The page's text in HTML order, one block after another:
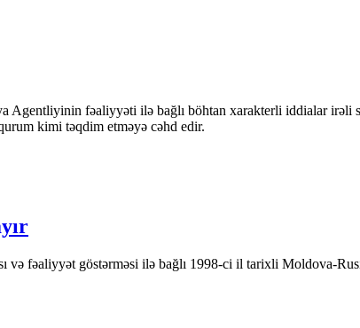
Agentliyinin fəaliyyəti ilə bağlı böhtan xarakterli iddialar
kimi təqdim etməyə cəhd edir.
fəaliyyət göstərməsi ilə bağlı 1998-ci il tarixli Moldova-